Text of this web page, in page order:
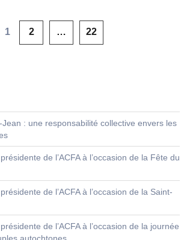
1 2 … 22
: une responsabilité collective envers les
de l’ACFA à l’occasion de la Fête du
de l’ACFA à l’occasion de la Saint-
de l’ACFA à l’occasion de la journée